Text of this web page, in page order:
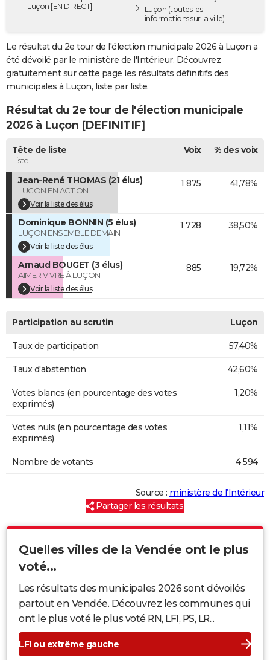
Destinations
City break
Voyage nature
Voyage de noces
Forum
BONS PLANS
CARTE DE VOEUX
Carte de Noël
Carte Bonne année
Carte Saint-Valentin
Carte Pâques
Carte d'anniversaire
DICTIONNAIRE
COPAINS D'AVANT
S'inscrire
Se connecter
Lycées
Collèges
Primaires
Universités
Entreprises
Service militaire
Avis de recherche
AVIS DE DÉCÈS
FORUM
Bricolage
Lifestyle
Culture
Sport
Auto
Television
Voyage
Cinema
Luçon [EN DIRECT]
Luçon (toutes les
informations sur la ville)
Le résultat du 2e tour de l'élection municipale 2026 à Luçon a
été dévoilé par le ministère de l'Intérieur. Découvrez
gratuitement sur cette page les résultats définitifs des
municipales à Luçon, liste par liste.
Résultat du 2e tour de l'élection municipale
2026 à Luçon [DEFINITIF]
Tête de liste
Liste
Voix % des voix
Jean-René THOMAS (21 élus)
LUCON EN ACTION
Voir la liste des élus
1 875 41,78%
Dominique BONNIN (5 élus)
LUÇON ENSEMBLE DEMAIN
Voir la liste des élus
1 728 38,50%
Arnaud BOUGET (3 élus)
AIMER VIVRE À LUÇON
Voir la liste des élus
885 19,72%
Participation au scrutin Luçon
Taux de participation 57,40%
Taux d'abstention 42,60%
Votes blancs (en pourcentage des votes
exprimés)
1,20%
Votes nuls (en pourcentage des votes
exprimés)
1,11%
Nombre de votants 4 594
Source : ministère de l’Intérieur
Partager les résultats
Quelles villes de la Vendée ont le plus
voté...
Les résultats des municipales 2026 sont dévoilés
partout en Vendée. Découvrez les communes qui
ont le plus voté le plus voté RN, LFI, PS, LR...
LFI ou extrême gauche